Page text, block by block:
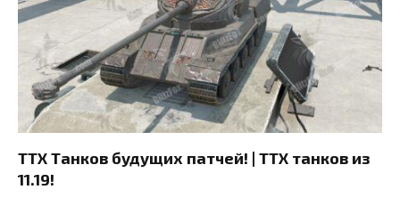
ТТХ Танков будущих патчей! | ТТХ танков из
11.19!